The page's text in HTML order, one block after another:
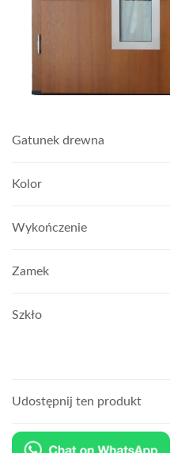
Gatunek drewna
Kolor
Wykończenie
Zamek
Szkło
Udostępnij ten produkt